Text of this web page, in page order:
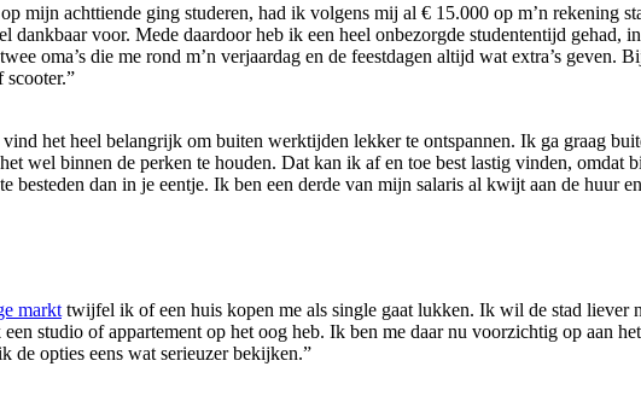
mijn achttiende ging studeren, had ik volgens mij al € 15.000 op m’n rekening
voor. Mede daardoor heb ik een heel onbezorgde studententijd gehad,
oma’s die me rond m’n verjaardag en de feestdagen altijd wat extra’s geven.
scooter.”
het heel belangrijk om buiten werktijden lekker te ontspannen. Ik ga graag
wel binnen de perken te houden. Dat kan ik af en toe best lastig vinden, omdat
besteden dan in je eentje. Ik ben een derde van mijn salaris al kwijt aan de huur
markt twijfel ik of een huis kopen me als single gaat lukken. Ik wil de stad liever
studio of appartement op het oog heb. Ik ben me daar nu voorzichtig op aan
de opties eens wat serieuzer bekijken.”